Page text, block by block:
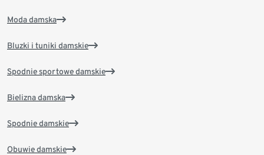
Moda damska
Bluzki i tuniki damskie
Spodnie sportowe damskie
Bielizna damska
Spodnie damskie
Obuwie damskie